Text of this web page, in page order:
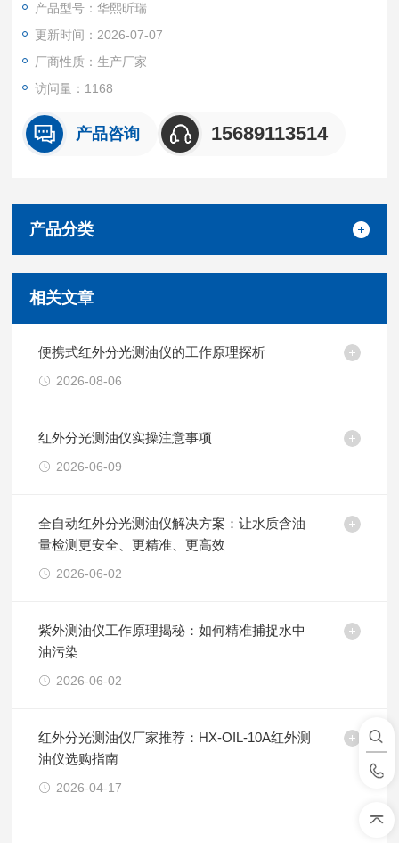
产品型号：华熙昕瑞
更新时间：2026-07-07
厂商性质：生产厂家
访问量：1168
产品咨询 15689113514
产品分类
相关文章
便携式红外分光测油仪的工作原理探析
2026-08-06
红外分光测油仪实操注意事项
2026-06-09
全自动红外分光测油仪解决方案：让水质含油
量检测更安全、更精准、更高效
2026-06-02
紫外测油仪工作原理揭秘：如何精准捕捉水中
油污染
2026-06-02
红外分光测油仪厂家推荐：HX-OIL-10A红外测
油仪选购指南
2026-04-17